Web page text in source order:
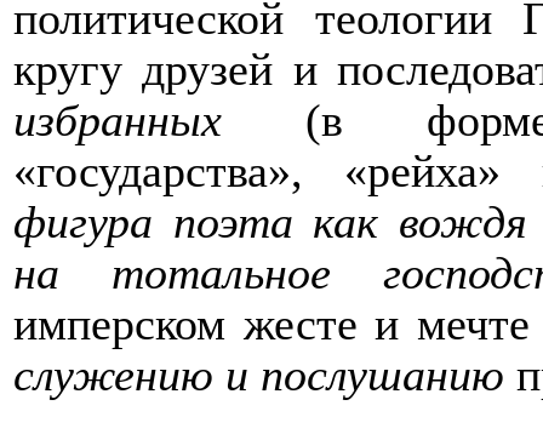
политической теологии
кругу друзей и
избранных (в форме
«государства»,
фигура поэта как
на тотальное
имперском жесте и
служению и послушанию